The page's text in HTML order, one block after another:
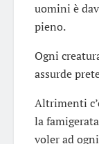
uomini è
pieno.
Ogni
assurde
Altrimenti
la
voler ad